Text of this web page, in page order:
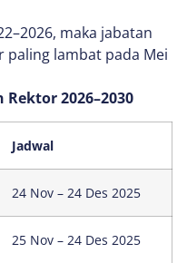
maka jabatan
paling lambat pada Mei
2026–2030
Jadwal
24 Nov – 24 Des 2025
25 Nov – 24 Des 2025